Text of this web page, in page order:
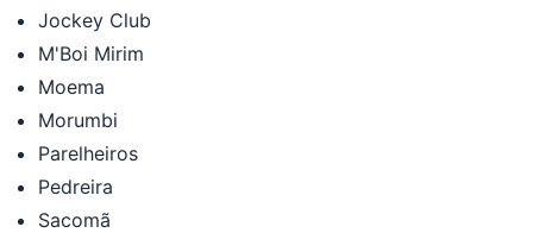
Jockey Club
M'Boi Mirim
Moema
Morumbi
Parelheiros
Pedreira
Sacomã